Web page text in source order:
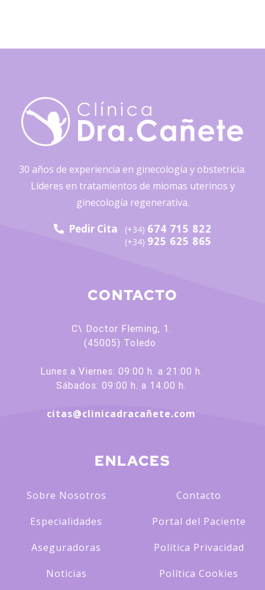
30 años de experiencia en ginecología y obstetricia.
Líderes en tratamientos de miomas uterinos y
ginecología regenerativa.
Pedir Cita (+34) 674 715 822
(+34) 925 625 865
CONTACTO
C\ Doctor Fleming, 1.
(45005) Toledo.
Lunes a Viernes: 09:00 h. a 21:00 h.
Sábados: 09:00 h. a 14:00 h.
citas@clinicadracañete.com
ENLACES
Sobre Nosotros
Especialidades
Aseguradoras
Noticias
Contacto
Portal del Paciente
Política Privacidad
Política Cookies